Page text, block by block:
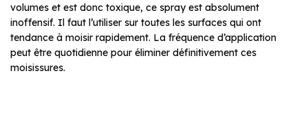
volumes et est donc toxique, ce spray est absolument
inoffensif. Il faut l’utiliser sur toutes les surfaces qui ont
tendance à moisir rapidement. La fréquence d’application
peut être quotidienne pour éliminer définitivement ces
moisissures.